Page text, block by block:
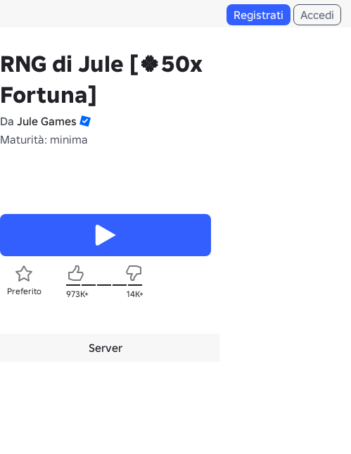
Registrati Accedi
RNG di Jule [🍀50x
Fortuna]
Da Jule Games
Maturità: minima
Preferito 973K+ 14K+
Server